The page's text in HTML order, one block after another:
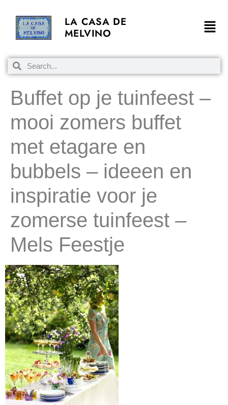
LA CASA DE
MELVINO
Buffet op je tuinfeest –
mooi zomers buffet
met etagare en
bubbels – ideeen en
inspiratie voor je
zomerse tuinfeest –
Mels Feestje